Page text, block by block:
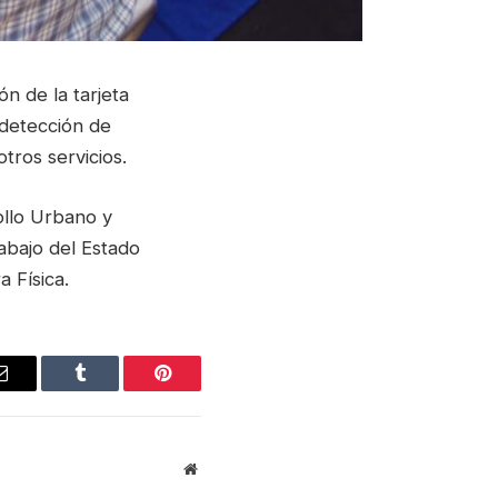
de la tarjeta
de
servicios.
Urbano y
del Estado
Física.
Tumblr Pinterest
Website